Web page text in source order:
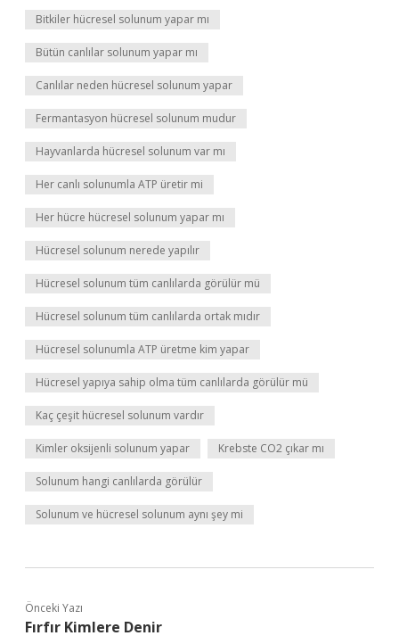
Bitkiler hücresel solunum yapar mı
Bütün canlılar solunum yapar mı
Canlılar neden hücresel solunum yapar
Fermantasyon hücresel solunum mudur
Hayvanlarda hücresel solunum var mı
Her canlı solunumla ATP üretir mi
Her hücre hücresel solunum yapar mı
Hücresel solunum nerede yapılır
Hücresel solunum tüm canlılarda görülür mü
Hücresel solunum tüm canlılarda ortak mıdır
Hücresel solunumla ATP üretme kim yapar
Hücresel yapıya sahip olma tüm canlılarda görülür mü
Kaç çeşit hücresel solunum vardır
Kimler oksijenli solunum yapar Krebste CO2 çıkar mı
Solunum hangi canlılarda görülür
Solunum ve hücresel solunum aynı şey mi
Önceki Yazı
Fırfır Kimlere Denir